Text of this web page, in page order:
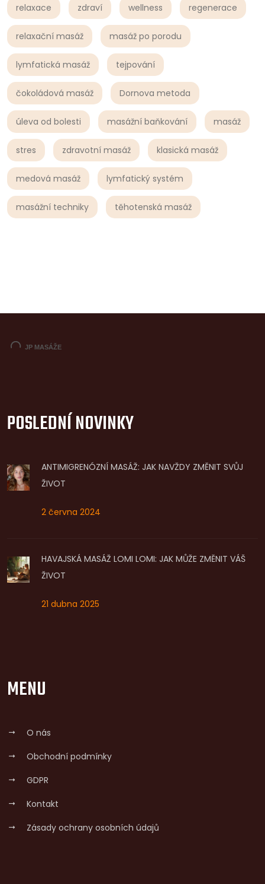
relaxace zdraví wellness regenerace
relaxační masáž masáž po porodu
lymfatická masáž tejpování
čokoládová masáž Dornova metoda
úleva od bolesti masážní baňkování masáž
stres zdravotní masáž klasická masáž
medová masáž lymfatický systém
masážní techniky těhotenská masáž
POSLEDNÍ NOVINKY
ANTIMIGRENÓZNÍ MASÁŽ: JAK NAVŽDY ZMĚNIT SVŮJ
ŽIVOT
2 června 2024
HAVAJSKÁ MASÁŽ LOMI LOMI: JAK MŮŽE ZMĚNIT VÁŠ
ŽIVOT
21 dubna 2025
MENU
O nás
Obchodní podmínky
GDPR
Kontakt
Zásady ochrany osobních údajů